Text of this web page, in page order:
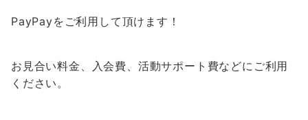
PayPayをご利用して頂けます！
お見合い料金、入会費、活動サポート費などにご利用
ください。